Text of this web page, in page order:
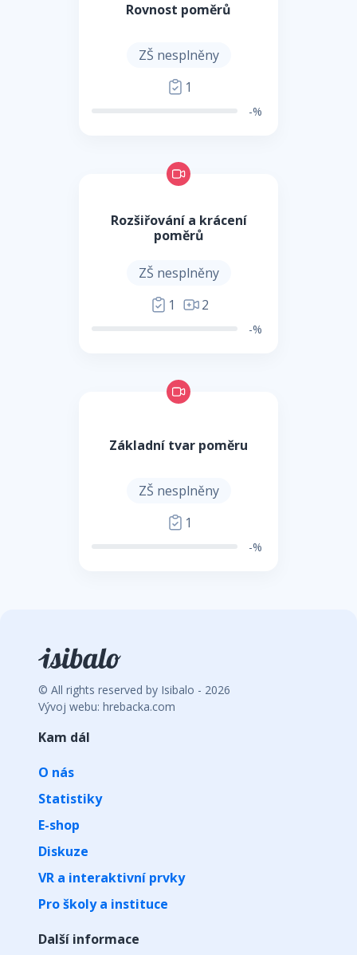
Rovnost poměrů
ZŠ nesplněny
1
-%
Rozšiřování a krácení
poměrů
ZŠ nesplněny
1
2
-%
Základní tvar poměru
ZŠ nesplněny
1
-%
© All rights reserved by Isibalo - 2026
Vývoj webu: hrebacka.com
Kam dál
O nás
Statistiky
E-shop
Diskuze
VR a interaktivní prvky
Pro školy a instituce
Další informace